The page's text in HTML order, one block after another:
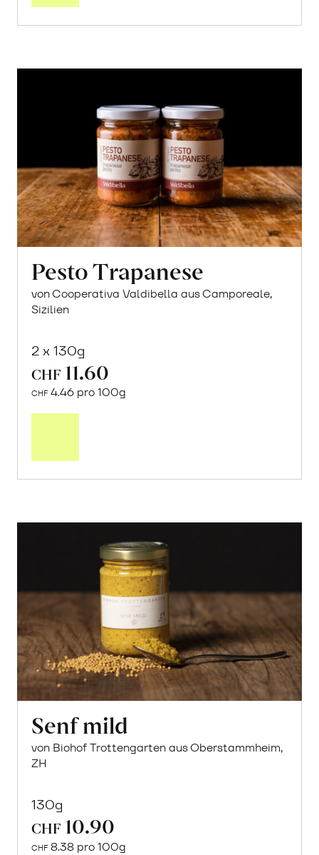
Pesto Trapanese
von Cooperativa Valdibella aus Camporeale,
Sizilien
2 x 130g
CHF 11.60
CHF 4.46 pro 100g
Senf mild
von Biohof Trottengarten aus Oberstammheim,
ZH
130g
CHF 10.90
CHF 8.38 pro 100g